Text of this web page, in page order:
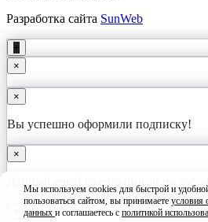
Разработка сайта SunWeb
Мы используем cookies для быстрой и
пользоваться сайтом, вы принимаете условия
данных и соглашаетесь с политикой
+
×
×
Вы успешно оформили подписку!
×